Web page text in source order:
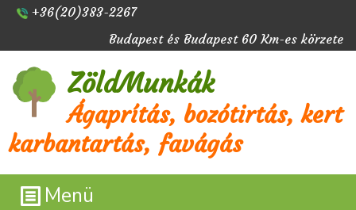
+36(20)383-2267
Budapest és Budapest 60 Km-es körzete
ZöldMunkák
Ágaprítás, bozótirtás, kert
karbantartás, favágás
Menü